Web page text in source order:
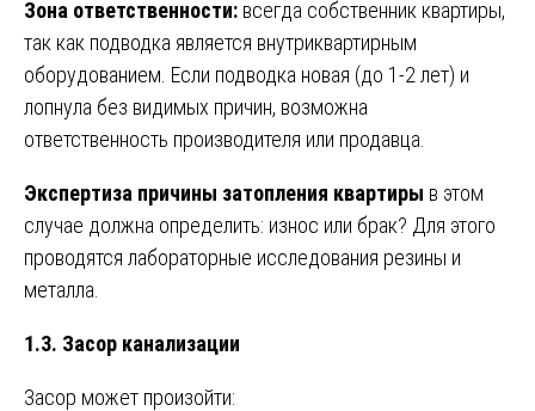
Зона ответственности: всегда собственник квартиры,
так как подводка является внутриквартирным
оборудованием. Если подводка новая (до 1-2 лет) и
лопнула без видимых причин, возможна
ответственность производителя или продавца.
Экспертиза причины затопления квартиры в этом
случае должна определить: износ или брак? Для этого
проводятся лабораторные исследования резины и
металла.
1.3. Засор канализации
Засор может произойти: